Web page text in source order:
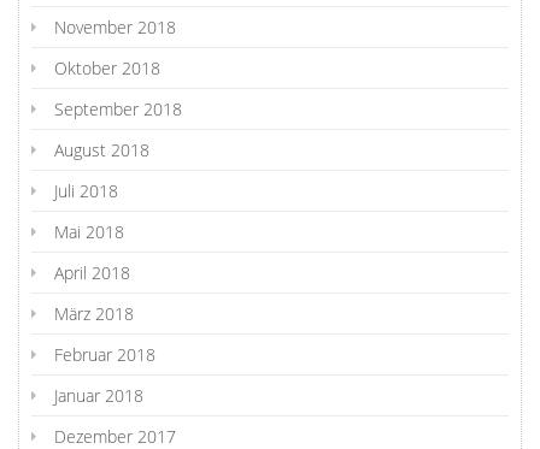
November 2018
Oktober 2018
September 2018
August 2018
Juli 2018
Mai 2018
April 2018
März 2018
Februar 2018
Januar 2018
Dezember 2017